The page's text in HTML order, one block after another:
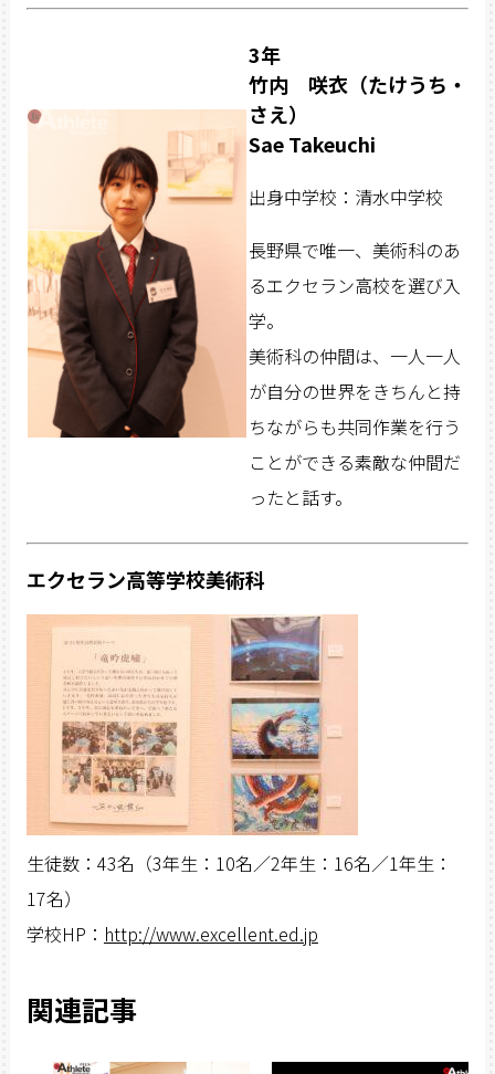
3年
竹内 咲衣（たけうち・
さえ）
Sae Takeuchi
出身中学校：清水中学校
長野県で唯一、美術科のあ
るエクセラン高校を選び入
学。
美術科の仲間は、一人一人
が自分の世界をきちんと持
ちながらも共同作業を行う
ことができる素敵な仲間だ
ったと話す。
エクセラン高等学校美術科
生徒数：43名（3年生：10名／2年生：16名／1年生：
17名）
学校HP： http://www.excellent.ed.jp
関連記事